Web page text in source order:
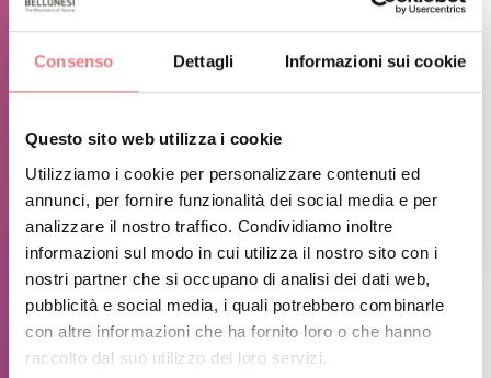
Consenso Dettagli Informazioni sui cookie
Questo sito web utilizza i cookie
Utilizziamo i cookie per personalizzare contenuti ed
annunci, per fornire funzionalità dei social media e per
analizzare il nostro traffico. Condividiamo inoltre
informazioni sul modo in cui utilizza il nostro sito con i
nostri partner che si occupano di analisi dei dati web,
pubblicità e social media, i quali potrebbero combinarle
con altre informazioni che ha fornito loro o che hanno
raccolto dal suo utilizzo dei loro servizi.
1 /
INFORMAZIONI SUGLI ORARI